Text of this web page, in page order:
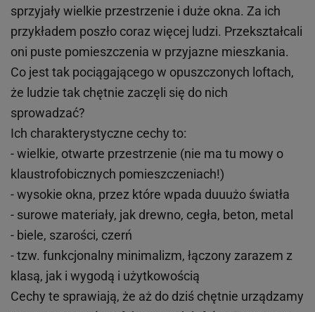
sprzyjały wielkie przestrzenie i duże okna. Za ich
przykładem poszło coraz więcej ludzi. Przekształcali
oni puste pomieszczenia w przyjazne mieszkania.
Co jest tak pociągającego w opuszczonych loftach,
że ludzie tak chętnie zaczęli się do nich
sprowadzać?
Ich charakterystyczne cechy to:
- wielkie, otwarte przestrzenie (nie ma tu mowy o
klaustrofobicznych pomieszczeniach!)
- wysokie okna, przez które wpada duuużo światła
- surowe materiały, jak drewno, cegła, beton, metal
- biele, szarości, czerń
- tzw. funkcjonalny minimalizm, łączony zarazem z
klasą, jak i wygodą i użytkowością
Cechy te sprawiają, że aż do dziś chętnie urządzamy